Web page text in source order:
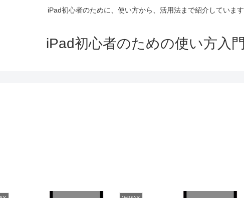
iPad初心者のために、使い方から、活用法まで紹介しています
iPad初心者のための使い方入門